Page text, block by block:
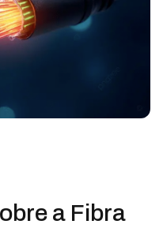
a Fibra